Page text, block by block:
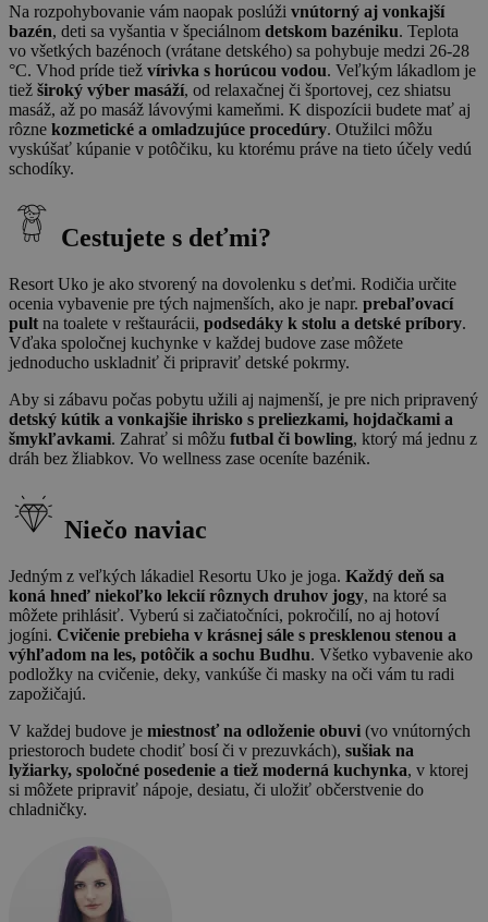
Na rozpohybovanie vám naopak poslúži vnútorný aj vonkajší
bazén, deti sa vyšantia v špeciálnom detskom bazéniku. Teplota
vo všetkých bazénoch (vrátane detského) sa pohybuje medzi 26-28
°C. Vhod príde tiež vírivka s horúcou vodou. Veľkým lákadlom je
tiež široký výber masáží, od relaxačnej či športovej, cez shiatsu
masáž, až po masáž lávovými kameňmi. K dispozícii budete mať aj
rôzne kozmetické a omladzujúce procedúry. Otužilci môžu
vyskúšať kúpanie v potôčiku, ku ktorému práve na tieto účely vedú
schodíky.
Cestujete s deťmi?
Resort Uko je ako stvorený na dovolenku s deťmi. Rodičia určite
ocenia vybavenie pre tých najmenších, ako je napr. prebaľovací
pult na toalete v reštaurácii, podsedáky k stolu a detské príbory.
Vďaka spoločnej kuchynke v každej budove zase môžete
jednoducho uskladniť či pripraviť detské pokrmy.
Aby si zábavu počas pobytu užili aj najmenší, je pre nich pripravený
detský kútik a vonkajšie ihrisko s preliezkami, hojdačkami a
šmykľavkami. Zahrať si môžu futbal či bowling, ktorý má jednu z
dráh bez žliabkov. Vo wellness zase oceníte bazénik.
Niečo naviac
Jedným z veľkých lákadiel Resortu Uko je joga. Každý deň sa
koná hneď niekoľko lekcií rôznych druhov jogy, na ktoré sa
môžete prihlásiť. Vyberú si začiatočníci, pokročilí, no aj hotoví
jogíni. Cvičenie prebieha v krásnej sále s presklenou stenou a
výhľadom na les, potôčik a sochu Budhu. Všetko vybavenie ako
podložky na cvičenie, deky, vankúše či masky na oči vám tu radi
zapožičajú.
V každej budove je miestnosť na odloženie obuvi (vo vnútorných
priestoroch budete chodiť bosí či v prezuvkách), sušiak na
lyžiarky, spoločné posedenie a tiež moderná kuchynka, v ktorej
si môžete pripraviť nápoje, desiatu, či uložiť občerstvenie do
chladničky.